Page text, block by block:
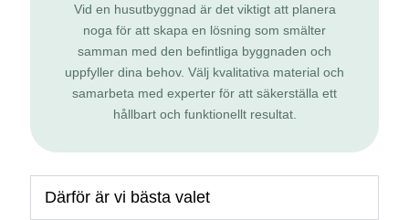
Vid en husutbyggnad är det viktigt att planera
noga för att skapa en lösning som smälter
samman med den befintliga byggnaden och
uppfyller dina behov. Välj kvalitativa material och
samarbeta med experter för att säkerställa ett
hållbart och funktionellt resultat.
Därför är vi bästa valet